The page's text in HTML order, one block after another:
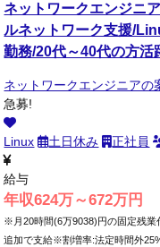
ネットワークエンジニ
ルネットワーク支援/
勤務/20代～40代の方活
ネットワークエンジニアの
急募!
Linux 土日休み 正社員
給与
年収624万～672万円
※月20時間(6万9038)円の固定残
追加で支給※割増率:法定時間外